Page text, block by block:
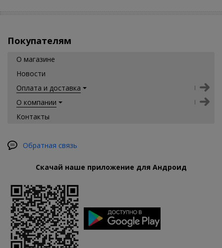
Покупателям
О магазине
Новости
Оплата и доставка
О компании
Контакты
Обратная связь
Скачай наше приложение для Андроид